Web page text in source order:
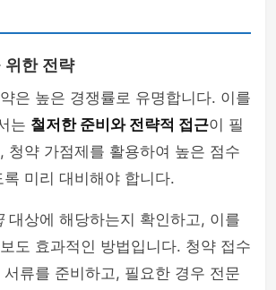
위한 전략
은 높은 경쟁률로 유명합니다. 이를
는 철저한 준비와 전략적 접근이 필
청약 가점제를 활용하여 높은 점수
미리 대비해야 합니다.
대상에 해당하는지 확인하고, 이를
도 효과적인 방법입니다. 청약 접수
류를 준비하고, 필요한 경우 전문